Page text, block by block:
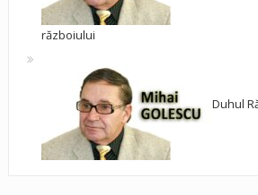
războiului
Duhul